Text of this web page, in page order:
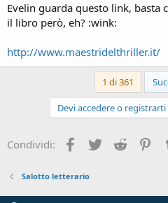
Evelin guarda questo link, basta
il libro però, eh? :wink:
http://www.maestridelthriller.it/
1 di 361
Devi accedere o
Condividi: Facebook
Twitter Reddit
Salotto letterario